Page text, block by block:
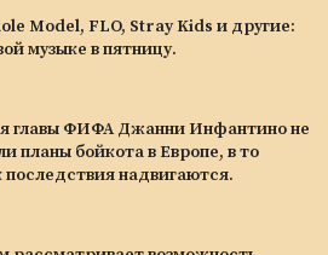
Model, FLO, Stray Kids и другие:
музыке в пятницу.
главы ФИФА Джанни Инфантино не
планы бойкота в Европе, в то
последствия надвигаются.